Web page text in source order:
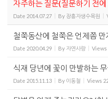
자주하는 질문(질문하기 전
Date 2014.07.27 By 장흥자생수목원
철쭉동산에 철쭉은 언제쯤 만
Date 2020.04.29 By 자연사랑 Views
식재 당년에 꽃이 만발하는
Date 2015.11.13 By 이동철 Views